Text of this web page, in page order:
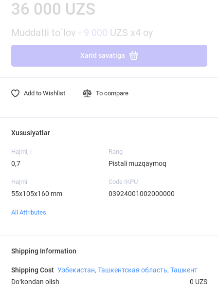
36 000 UZS
Muddatli to`lov - 9 000 UZS x4 oy
Xarid savatiga
Add to Wishlist To compare
Xususiyatlar
Hajmi, l
0,7
Rang
Pistali muzqaymoq
Hajmi
55x105x160 mm
Code IKPU
03924001002000000
All Attributes
Shipping Information
Shipping Cost Узбекистан, Ташкентская область, Ташкент
Doʻkondan olish
0 UZS